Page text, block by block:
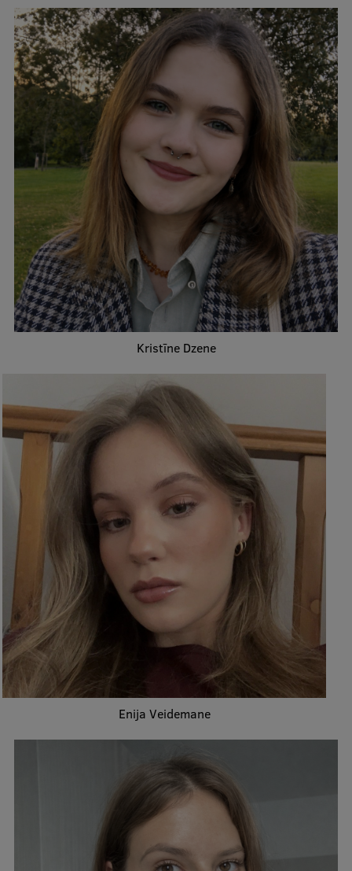
Dati par 2025. gadu
Suvenīri un grāmatas
Mūžizglītība
Ētikas un līdztiesības mācības
Atvērtā universitāte
Sagatavošanas kursi
Profesionālās pilnveides kursi
ESF kvalifikācijas celšanas kursi
Pedagoģiskās izaugsmes centrs
Pētniecība
Zinātniskie institūti un laboratorijas
Pētniecības datu pārvaldība
RSU zinātnes portāls
Zinātnes ietekme
Pētniecības platformas
Doktorantūras skola
Pētniecības pakalpojumi
Pētniecības projekti
Zinātnieku brokastis
Vertikāli integrētie projekti
Zinātniskās konferences
Inovāciju centrs
Kristīne Dzene
Enija Veidemane